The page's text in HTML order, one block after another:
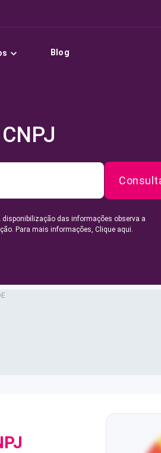
Blog
das informações observa a
Para mais informações, Clique aqui.